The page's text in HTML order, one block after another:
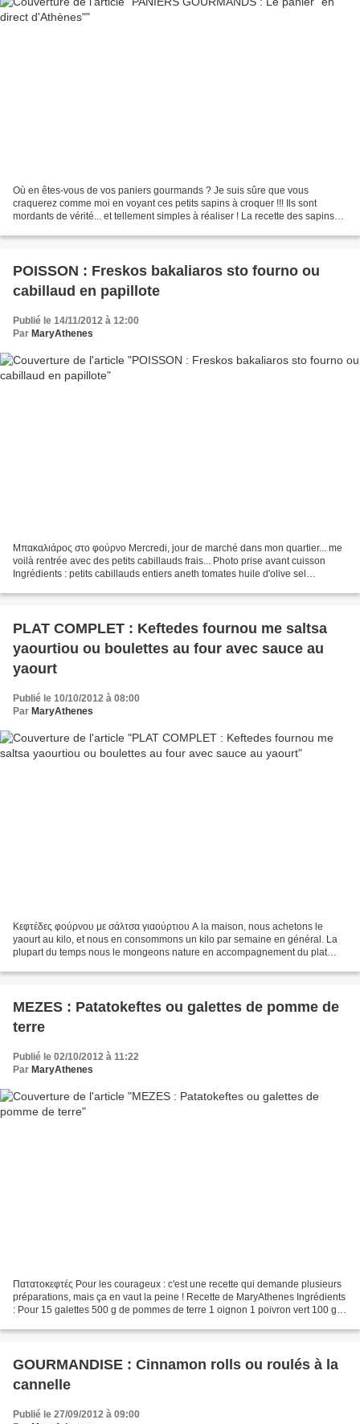
Où en êtes-vous de vos paniers gourmands ? Je suis sûre que vous
craquerez comme moi en voyant ces petits sapins à croquer !!! Ils sont
mordants de vérité... et tellement simples à réaliser ! La recette des sapins
POISSON : Freskos bakaliaros sto fourno ou
cabillaud en papillote
Publié le 14/11/2012 à 12:00
Par MaryAthenes
Μπακαλιάρος στο φούρνο Mercredi, jour de marché dans mon quartier... me
voilà rentrée avec des petits cabillauds frais... Photo prise avant cuisson
Ingrédients : petits cabillauds entiers aneth tomates huile d'olive sel
PLAT COMPLET : Keftedes fournou me saltsa
yaourtiou ou boulettes au four avec sauce au
yaourt
Publié le 10/10/2012 à 08:00
Par MaryAthenes
Κεφτέδες φούρνου με σάλτσα γιαούρτιου A la maison, nous achetons le
yaourt au kilo, et nous en consommons un kilo par semaine en général. La
plupart du temps nous le mongeons nature en accompagnement du plat
MEZES : Patatokeftes ou galettes de pomme de
terre
Publié le 02/10/2012 à 11:22
Par MaryAthenes
Πατατοκεφτές Pour les courageux : c'est une recette qui demande plusieurs
préparations, mais ça en vaut la peine ! Recette de MaryAthenes Ingrédients
: Pour 15 galettes 500 g de pommes de terre 1 oignon 1 poivron vert 100 g
GOURMANDISE : Cinnamon rolls ou roulés à la
cannelle
Publié le 27/09/2012 à 09:00